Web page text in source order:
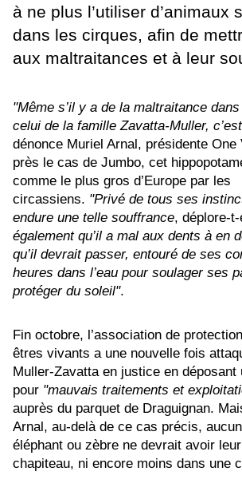
à ne plus l’utiliser d’animaux
dans les cirques, afin de
aux maltraitances et à leur
"Même s’il y a de la maltraitance
celui de la famille Zavatta-Muller,
dénonce Muriel Arnal, présidente One
près le cas de Jumbo, cet
comme le plus gros d’Europe par les
circassiens. "Privé de tous ses
endure une telle souffrance, déplore-
également qu’il a mal aux dents à en
qu’il devrait passer, entouré de ses
heures dans l’eau pour soulager ses
protéger du soleil".
Fin octobre, l’association de
êtres vivants a une nouvelle fois
Muller-Zavatta en justice en déposant
pour "mauvais traitements et
auprès du parquet de Draguignan.
Arnal, au-delà de ce cas précis,
éléphant ou zèbre ne devrait avoir
chapiteau, ni encore moins dans une